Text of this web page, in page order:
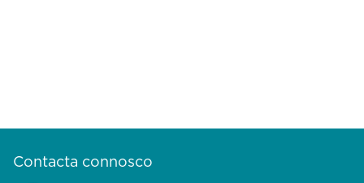
Contacta connosco